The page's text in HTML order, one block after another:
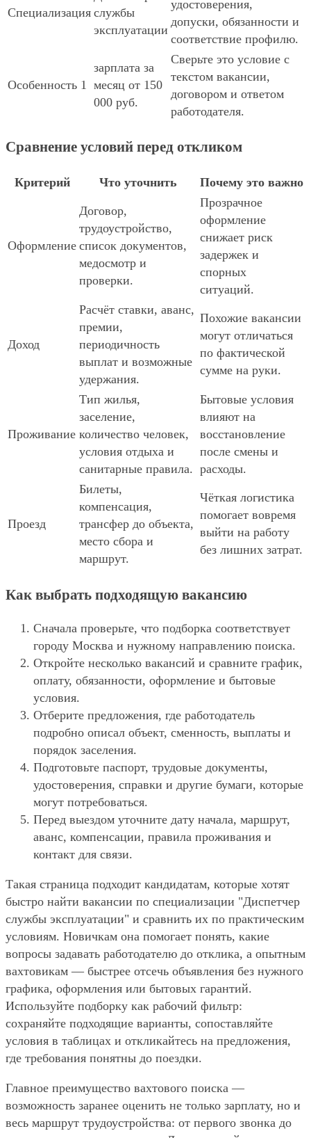
Специализация службы
эксплуатации
удостоверения,
допуски, обязанности и
соответствие профилю.
Особенность 1
зарплата за
месяц от 150
000 руб.
Сверьте это условие с
текстом вакансии,
договором и ответом
работодателя.
Сравнение условий перед откликом
Критерий Что уточнить Почему это важно
Оформление
Договор,
трудоустройство,
список документов,
медосмотр и
проверки.
Прозрачное
оформление
снижает риск
задержек и
спорных
ситуаций.
Доход
Расчёт ставки, аванс,
премии,
периодичность
выплат и возможные
удержания.
Похожие вакансии
могут отличаться
по фактической
сумме на руки.
Проживание
Тип жилья,
заселение,
количество человек,
условия отдыха и
санитарные правила.
Бытовые условия
влияют на
восстановление
после смены и
расходы.
Проезд
Билеты,
компенсация,
трансфер до объекта,
место сбора и
маршрут.
Чёткая логистика
помогает вовремя
выйти на работу
без лишних затрат.
Как выбрать подходящую вакансию
Сначала проверьте, что подборка соответствует
городу Москва и нужному направлению поиска.
Откройте несколько вакансий и сравните график,
оплату, обязанности, оформление и бытовые
условия.
Отберите предложения, где работодатель
подробно описал объект, сменность, выплаты и
порядок заселения.
Подготовьте паспорт, трудовые документы,
удостоверения, справки и другие бумаги, которые
могут потребоваться.
Перед выездом уточните дату начала, маршрут,
аванс, компенсации, правила проживания и
контакт для связи.
Такая страница подходит кандидатам, которые хотят
быстро найти вакансии по специализации "Диспетчер
службы эксплуатации" и сравнить их по практическим
условиям. Новичкам она помогает понять, какие
вопросы задавать работодателю до отклика, а опытным
вахтовикам — быстрее отсечь объявления без нужного
графика, оформления или бытовых гарантий.
Используйте подборку как рабочий фильтр:
сохраняйте подходящие варианты, сопоставляйте
условия в таблицах и откликайтесь на предложения,
где требования понятны до поездки.
Главное преимущество вахтового поиска —
возможность заранее оценить не только зарплату, но и
весь маршрут трудоустройства: от первого звонка до